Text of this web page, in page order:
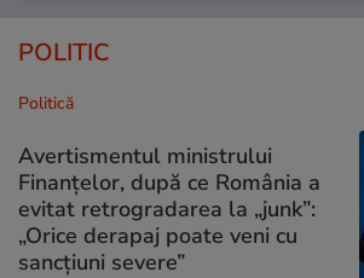
POLITIC
Politică
Avertismentul ministrului
Finanțelor, după ce România a
evitat retrogradarea la „junk”:
„Orice derapaj poate veni cu
sancțiuni severe”